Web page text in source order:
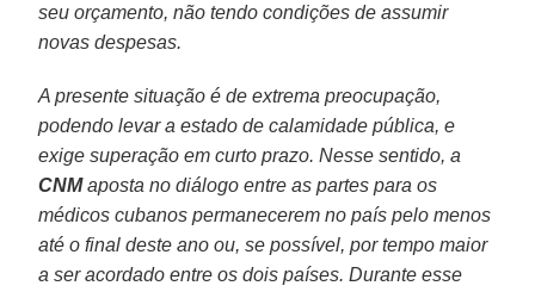
seu orçamento, não tendo condições de assumir
novas despesas.
A presente situação é de extrema preocupação,
podendo levar a estado de calamidade pública, e
exige superação em curto prazo. Nesse sentido, a
CNMaposta no diálogo entre as partes para os
médicos cubanos permanecerem no país pelo menos
até o final deste ano ou, se possível, por tempo maior
a ser acordado entre os dois países. Durante esse